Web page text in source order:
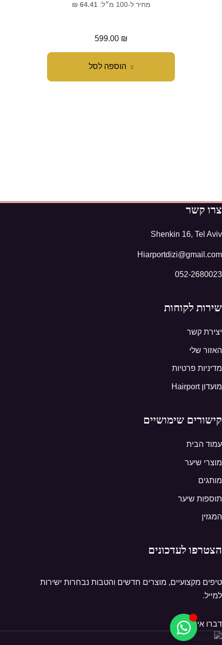
הוספה לסל
מחיר ל-100 מ״ל: 64.41
₪
599.00 ₪
צרו קשר
Shenkin 16, Tel Aviv
Hiarportdizi@gmail.com
052-2680023
שירות לקוחות
יצירת קשר
האזור שלי
מדיניות פרטיות
מועדון Hairport
קישורים שימושיים
עמוד הבית
מוצרי שיער
מותגים
תוספות שיער
המגזין
הצטרפו לעדכונים
טיפים מקצועיים, מוצרים חדשים והטבות נבחרות ישירות
למייל.
דברו איתנו